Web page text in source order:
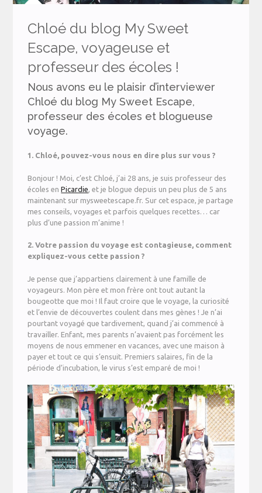
Chloé du blog My Sweet
Escape, voyageuse et
professeur des écoles !
Nous avons eu le plaisir d’interviewer
Chloé du blog My Sweet Escape,
professeur des écoles et blogueuse
voyage.
1. Chloé, pouvez-vous nous en dire plus sur vous ?
Bonjour ! Moi, c’est Chloé, j’ai 28 ans, je suis professeur des
écoles enPicardie , et je blogue depuis un peu plus de 5 ans
maintenant sur mysweetescape.fr. Sur cet espace, je partage
mes conseils, voyages et parfois quelques recettes… car
plus d’une passion m’anime !
2. Votre passion du voyage est contagieuse, comment
expliquez-vous cette passion ?
Je pense que j’appartiens clairement à une famille de
voyageurs. Mon père et mon frère ont tout autant la
bougeotte que moi ! Il faut croire que le voyage, la curiosité
et l’envie de découvertes coulent dans mes gènes ! Je n’ai
pourtant voyagé que tardivement, quand j’ai commencé à
travailler. Enfant, mes parents n’avaient pas forcément les
moyens de nous emmener en vacances, avec une maison à
payer et tout ce qui s’ensuit. Premiers salaires, fin de la
période d’incubation, le virus s’est emparé de moi !